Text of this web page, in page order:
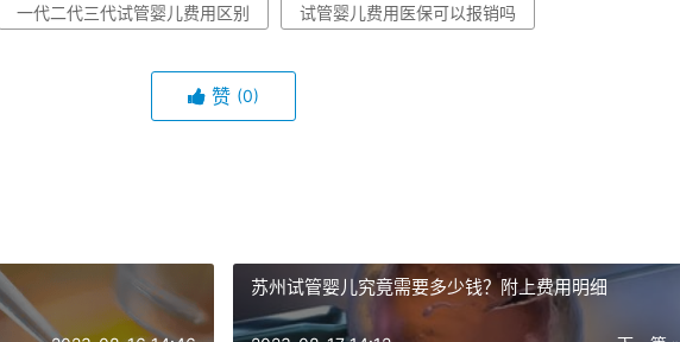
一代二代三代试管婴儿费用区别 试管婴儿费用医保可以报销吗
赞 (0)
苏州试管婴儿究竟需要多少钱？附上费用明细